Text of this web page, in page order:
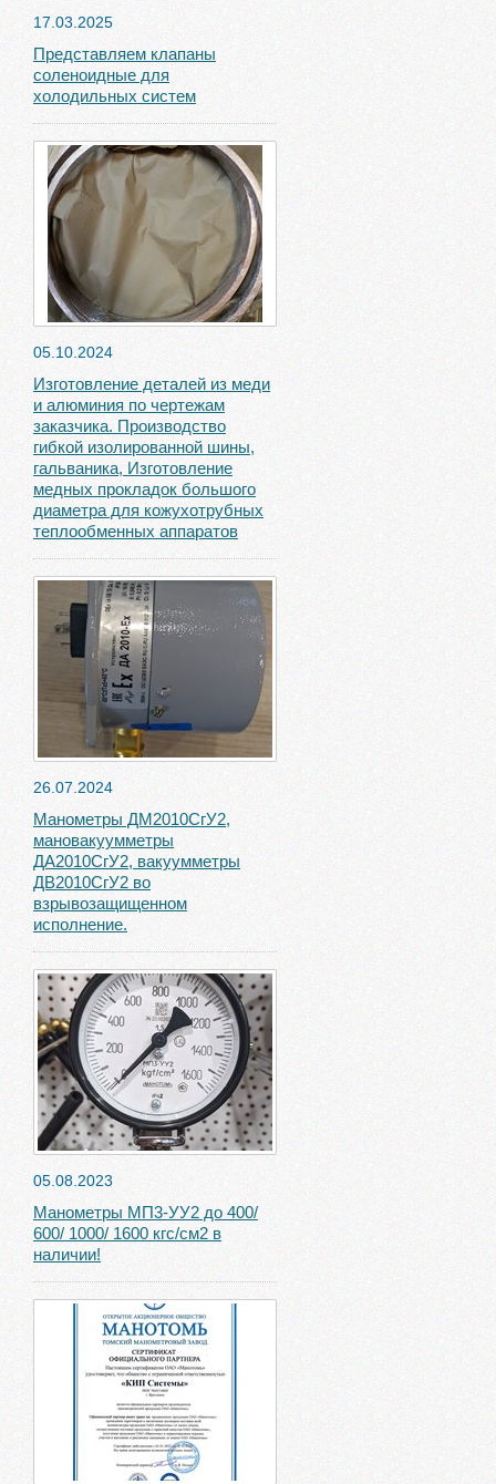
17.03.2025
Представляем клапаны
соленоидные для
холодильных систем
05.10.2024
Изготовление деталей из меди
и алюминия по чертежам
заказчика. Производство
гибкой изолированной шины,
гальваника, Изготовление
медных прокладок большого
диаметра для кожухотрубных
теплообменных аппаратов
26.07.2024
Манометры ДМ2010СгУ2,
мановакуумметры
ДА2010СгУ2, вакуумметры
ДВ2010СгУ2 во
взрывозащищенном
исполнение.
05.08.2023
Манометры МП3-УУ2 до 400/
600/ 1000/ 1600 кгс/см2 в
наличии!